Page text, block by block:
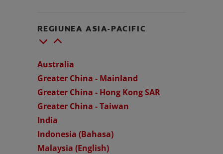
REGIUNEA ASIA-PACIFIC
Australia
Greater China - Mainland
Greater China - Hong Kong SAR
Greater China - Taiwan
India
Indonesia (Bahasa)
Malaysia (English)